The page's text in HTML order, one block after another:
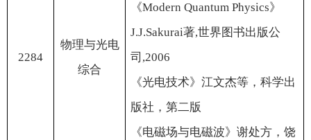
2284
物理与光电
综合
《Modern Quantum Physics》
J.J.Sakurai著,世界图书出版公
司 ,2006
《光电技术》江文杰等，科学出
版社，第二版
《电磁场与电磁波》谢处方，饶